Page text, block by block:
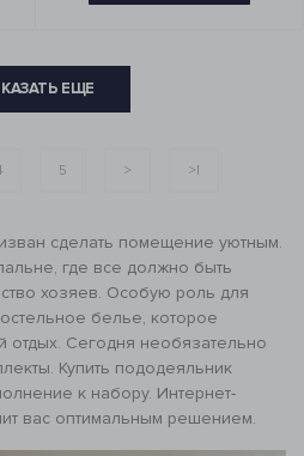
ЕЩЕ
5 > >|
сделать помещение уютным.
где все должно быть
хозяев. Особую роль для
белье, которое
отдых. Сегодня необязательно
Купить пододеяльник
к набору. Интернет-
вас оптимальным решением.